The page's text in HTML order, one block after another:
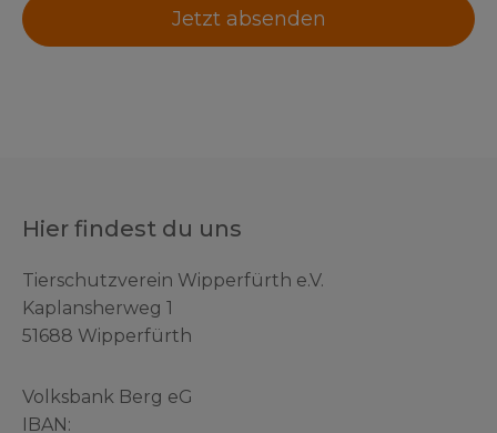
Jetzt absenden
Hier findest du uns
Tierschutzverein Wipperfürth e.V.
Kaplansherweg 1
51688 Wipperfürth
Volksbank Berg eG
IBAN: